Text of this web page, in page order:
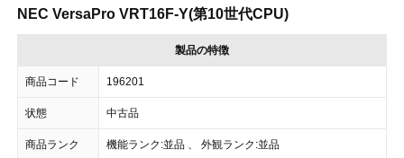
NEC VersaPro VRT16F-Y(第10世代CPU)
製品の特徴
商品コード 196201
状態 中古品
商品ランク 機能ランク:並品 、 外観ランク:並品